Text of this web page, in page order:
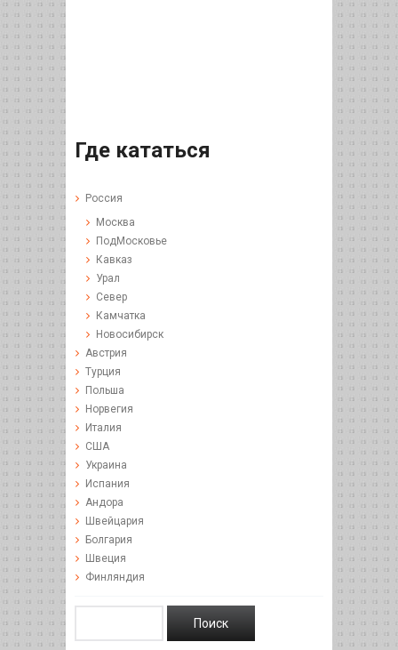
Где кататься
Россия
Москва
ПодМосковье
Кавказ
Урал
Север
Камчатка
Новосибирск
Австрия
Турция
Польша
Норвегия
Италия
США
Украина
Испания
Андора
Швейцария
Болгария
Швеция
Финляндия